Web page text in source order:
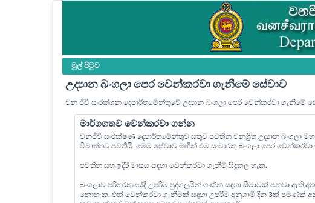
මුල් පි‍ටුව
උද්‍යාන බංගලා පෙර වෙන්කරවා ගැනීමේ සේවාව
වන ජීවී සංරක්ශන දෙපාර්තමේන්තුවේ උද්‍යාන බංගලා පෙර වෙන්කරවා ගැනීමේ
මාර්ගගතව වෙන්කරවා ගන්න
වනජීවී සංරක්ෂණ දෙපාර්තමේන්තුව සතුව පවතින වනශ්‍රිත උද්‍යාන බංගලා
විවෘත්තව පවතියි. මෙම සේවාව මඟින් එම සංචාරක බංගලා පෙර වෙන්කරවා
පවතින සහ ඉදිරි මාසය සඳහා වෙන්කරවා ගැනීම් සිදුකල හැක.
බංගලාව පරිහරනයේදී උපරිම පුද්ගලයින් ගණන සඳහා සීමාවක් පනවා ඇති
නොහැක. එක් වෙන්කරවා ගැනීමක් සඳහා උපරිම අනුගාමී දින 3ක් පමණක්